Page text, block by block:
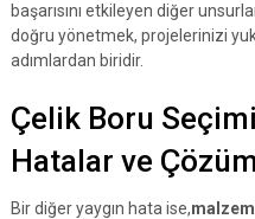
başarısını etkileyen diğer
doğru yönetmek, projelerinizi
adımlardan biridir.
Çelik Boru
Hatalar ve
Bir diğer yaygın hata ise,